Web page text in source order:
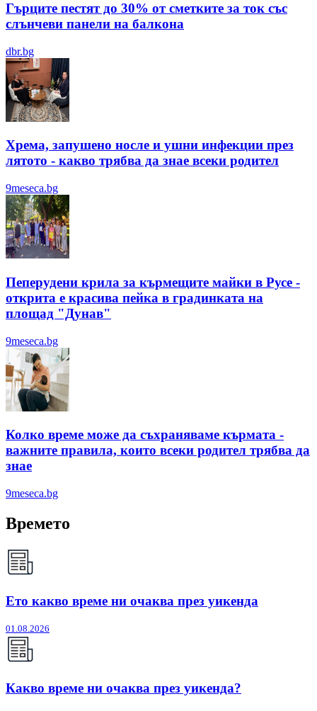
Гърците пестят до 30% от сметките за ток със
слънчеви панели на балкона
dbr.bg
Хрема, запушено носле и ушни инфекции през
лятотo - какво трябва да знае всеки родител
9meseca.bg
Пеперудени крила за кърмещите майки в Русе -
открита е красива пейка в градинката на
площад "Дунав"
9meseca.bg
Колко време може да съхраняваме кърмата -
важните правила, които всеки родител трябва да
знае
9meseca.bg
Времето
Ето какво време ни очаква през уикенда
01.08.2026
Какво време ни очаква през уикенда?